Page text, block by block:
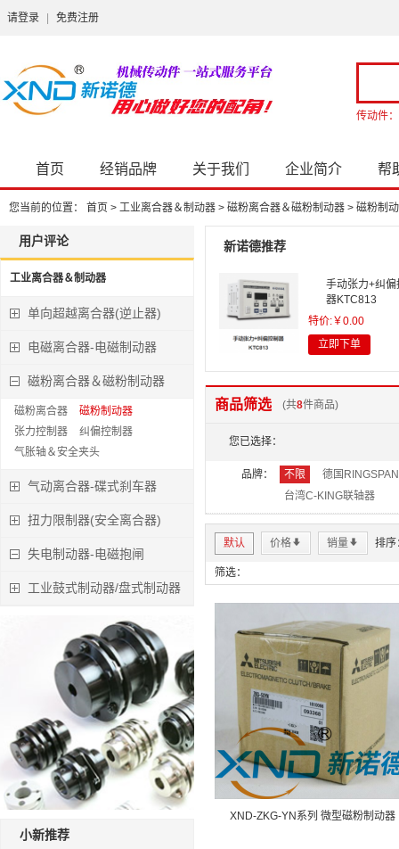
请登录 免费注册
传动件：
首页 经销品牌 关于我们 企业简介 帮
您当前的位置： 首页 > 工业离合器＆制动器 > 磁粉离合器＆磁粉制动器 > 磁粉制
用户评论
工业离合器＆制动器
单向超越离合器(逆止器)
电磁离合器-电磁制动器
磁粉离合器＆磁粉制动器
磁粉离合器
磁粉制动器
张力控制器
纠偏控制器
气胀轴＆安全夹头
气动离合器-碟式刹车器
扭力限制器(安全离合器)
失电制动器-电磁抱闸
工业鼓式制动器/盘式制动器
小新推荐
新诺德推荐
手动张力+纠偏
器KTC813
特价:￥0.00
立即下单
KTC820C型
制器
商品筛选 (共8件商品)
您已选择：
品牌： 不限
德国
台湾C-KING联轴器
默认 价格* 销量* 排序
筛选：
XND-ZKG-YN系列 微型磁粉制动器